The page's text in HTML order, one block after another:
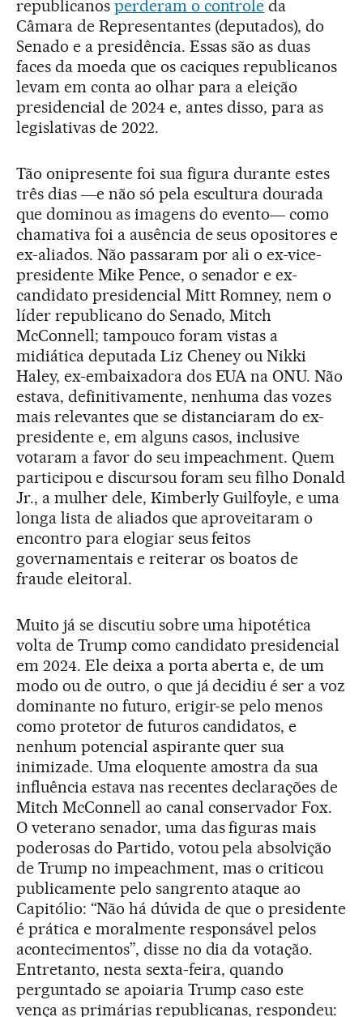
republicanos perderam o controle da
Câmara de Representantes (deputados), do
Senado e a presidência. Essas são as duas
faces da moeda que os caciques republicanos
levam em conta ao olhar para a eleição
presidencial de 2024 e, antes disso, para as
legislativas de 2022.
Tão onipresente foi sua figura durante estes
três dias ―e não só pela escultura dourada
que dominou as imagens do evento― como
chamativa foi a ausência de seus opositores e
ex-aliados. Não passaram por ali o ex-vice-
presidente Mike Pence, o senador e ex-
candidato presidencial Mitt Romney, nem o
líder republicano do Senado, Mitch
McConnell; tampouco foram vistas a
midiática deputada Liz Cheney ou Nikki
Haley, ex-embaixadora dos EUA na ONU. Não
estava, definitivamente, nenhuma das vozes
mais relevantes que se distanciaram do ex-
presidente e, em alguns casos, inclusive
votaram a favor do seu impeachment. Quem
participou e discursou foram seu filho Donald
Jr., a mulher dele, Kimberly Guilfoyle, e uma
longa lista de aliados que aproveitaram o
encontro para elogiar seus feitos
governamentais e reiterar os boatos de
fraude eleitoral.
Muito já se discutiu sobre uma hipotética
volta de Trump como candidato presidencial
em 2024. Ele deixa a porta aberta e, de um
modo ou de outro, o que já decidiu é ser a voz
dominante no futuro, erigir-se pelo menos
como protetor de futuros candidatos, e
nenhum potencial aspirante quer sua
inimizade. Uma eloquente amostra da sua
influência estava nas recentes declarações de
Mitch McConnell ao canal conservador Fox.
O veterano senador, uma das figuras mais
poderosas do Partido, votou pela absolvição
de Trump no impeachment, mas o criticou
publicamente pelo sangrento ataque ao
Capitólio: “Não há dúvida de que o presidente
é prática e moralmente responsável pelos
acontecimentos”, disse no dia da votação.
Entretanto, nesta sexta-feira, quando
perguntado se apoiaria Trump caso este
vença as primárias republicanas, respondeu: